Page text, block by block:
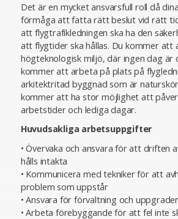
Det är en mycket ansvarsfull roll då
förmåga att fatta rätt beslut vid rätt
att flygtrafikledningen ska ha den
att flygtider ska hållas. Du kommer att
högteknologisk miljö, där ingen dag är
kommer att arbeta på plats på
arkitektritad byggnad som är
kommer att ha stor möjlighet att
arbetstider och lediga dagar.
Huvudsakliga arbetsuppgifter
• Övervaka och ansvara för att driften
hålls intakta
• Kommunicera med tekniker för att
problem som uppstår
• Ansvara för förvaltning och
• Arbeta förebyggande för att fel inte